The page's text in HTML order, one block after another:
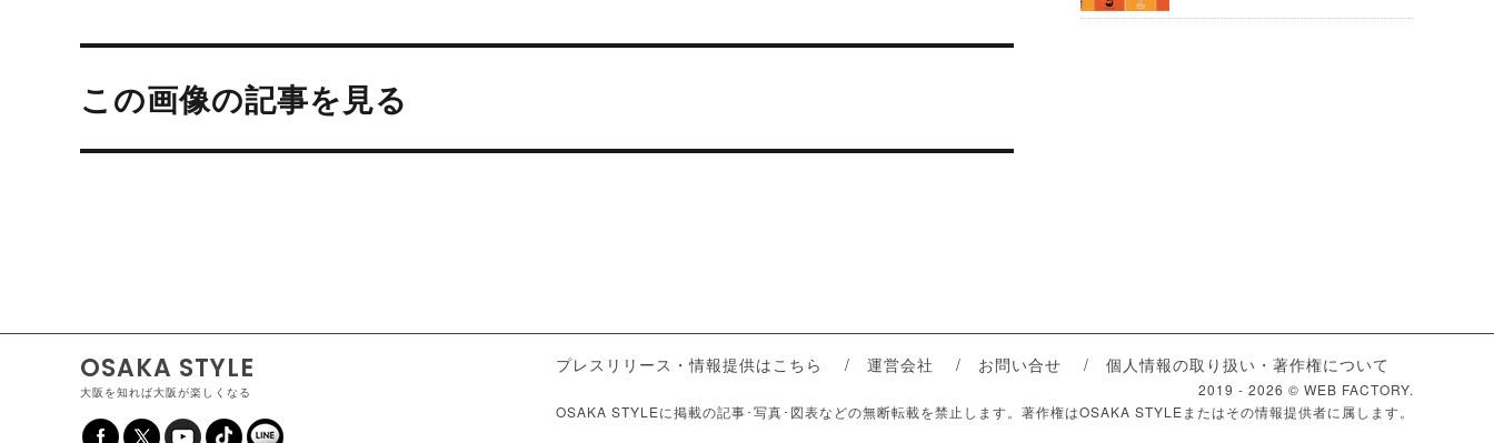
投
ナ
ビ
ー
この画像の記事を見る
OSAKA STYLE
大阪を知れば大阪が楽しくなる
プレスリリース・情報提供はこちら 運営会社 お問い合せ 個人情報の取り扱い・著作権について
2019 - 2026 © WEB FACTORY.
OSAKA STYLEに掲載の記事･写真･図表などの無断転載を禁止します。著作権はOSAKA STYLEまたはその情報提供者に属します。